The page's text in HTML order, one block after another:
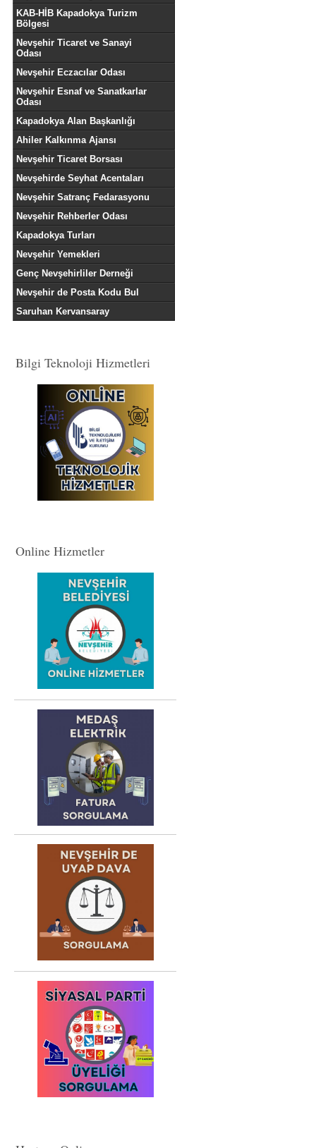
KAB-HİB Kapadokya Turizm
Bölgesi
Nevşehir Ticaret ve Sanayi
Odası
Nevşehir Eczacılar Odası
Nevşehir Esnaf ve Sanatkarlar
Odası
Kapadokya Alan Başkanlığı
Ahiler Kalkınma Ajansı
Nevşehir Ticaret Borsası
Nevşehirde Seyhat Acentaları
Nevşehir Satranç Fedarasyonu
Nevşehir Rehberler Odası
Kapadokya Turları
Nevşehir Yemekleri
Genç Nevşehirliler Derneği
Nevşehir de Posta Kodu Bul
Saruhan Kervansaray
Bilgi Teknoloji Hizmetleri
Online Hizmetler